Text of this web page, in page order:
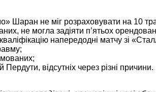
Шаран не міг розраховувати на 10
не могла задіяти п’ятьох
напередодні матчу зі
відсутніх через різні причини.